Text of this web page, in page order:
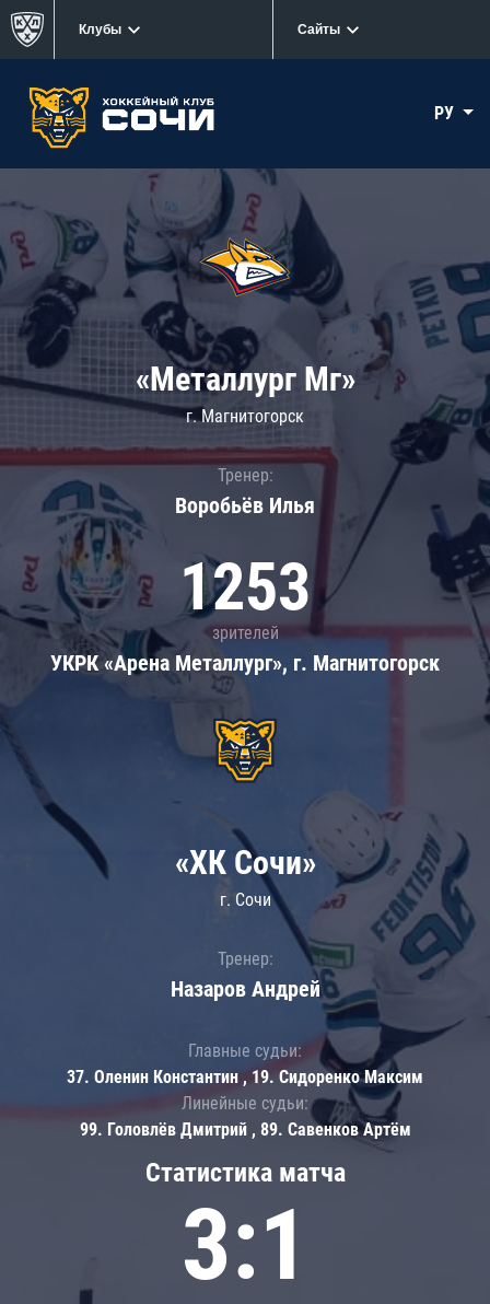
Клубы Сайты
РУ
«Металлург Мг»
г. Магнитогорск
Тренер:
Воробьёв Илья
1253
зрителей
УКРК «Арена Металлург», г. Магнитогорск
Статистика матча
3:1
«ХК Сочи»
г. Сочи
Тренер:
Назаров Андрей
Главные судьи:
37. Оленин Константин , 19. Сидоренко Максим
Линейные судьи:
99. Головлёв Дмитрий , 89. Савенков Артём